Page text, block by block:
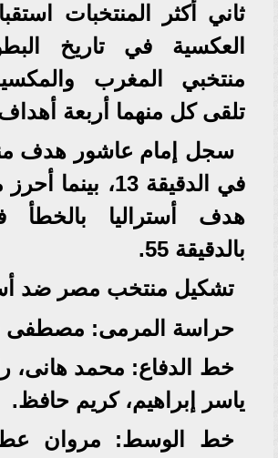
ثاني أكثر المنتخبات
العكسية في تاريخ
منتخبي المغرب
تلقى كل منهما أربعة
سجل إمام عاشور هدف
في الدقيقة 13،
هدف أستراليا بالخطأ
بالدقيقة 55.
تشكيل منتخب مصر ضد
حراسة المرمى: مصطفى
خط الدفاع: محمد هانى،
ياسر إبراهيم، كريم حافظ.
خط الوسط: مروان